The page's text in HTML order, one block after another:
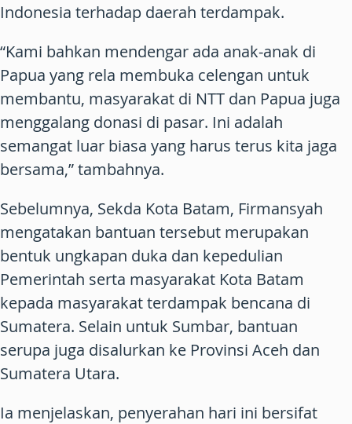
Indonesia terhadap daerah terdampak.
“Kami bahkan mendengar ada anak-anak di
Papua yang rela membuka celengan untuk
membantu, masyarakat di NTT dan Papua juga
menggalang donasi di pasar. Ini adalah
semangat luar biasa yang harus terus kita jaga
bersama,” tambahnya.
Sebelumnya, Sekda Kota Batam, Firmansyah
mengatakan bantuan tersebut merupakan
bentuk ungkapan duka dan kepedulian
Pemerintah serta masyarakat Kota Batam
kepada masyarakat terdampak bencana di
Sumatera. Selain untuk Sumbar, bantuan
serupa juga disalurkan ke Provinsi Aceh dan
Sumatera Utara.
Ia menjelaskan, penyerahan hari ini bersifat